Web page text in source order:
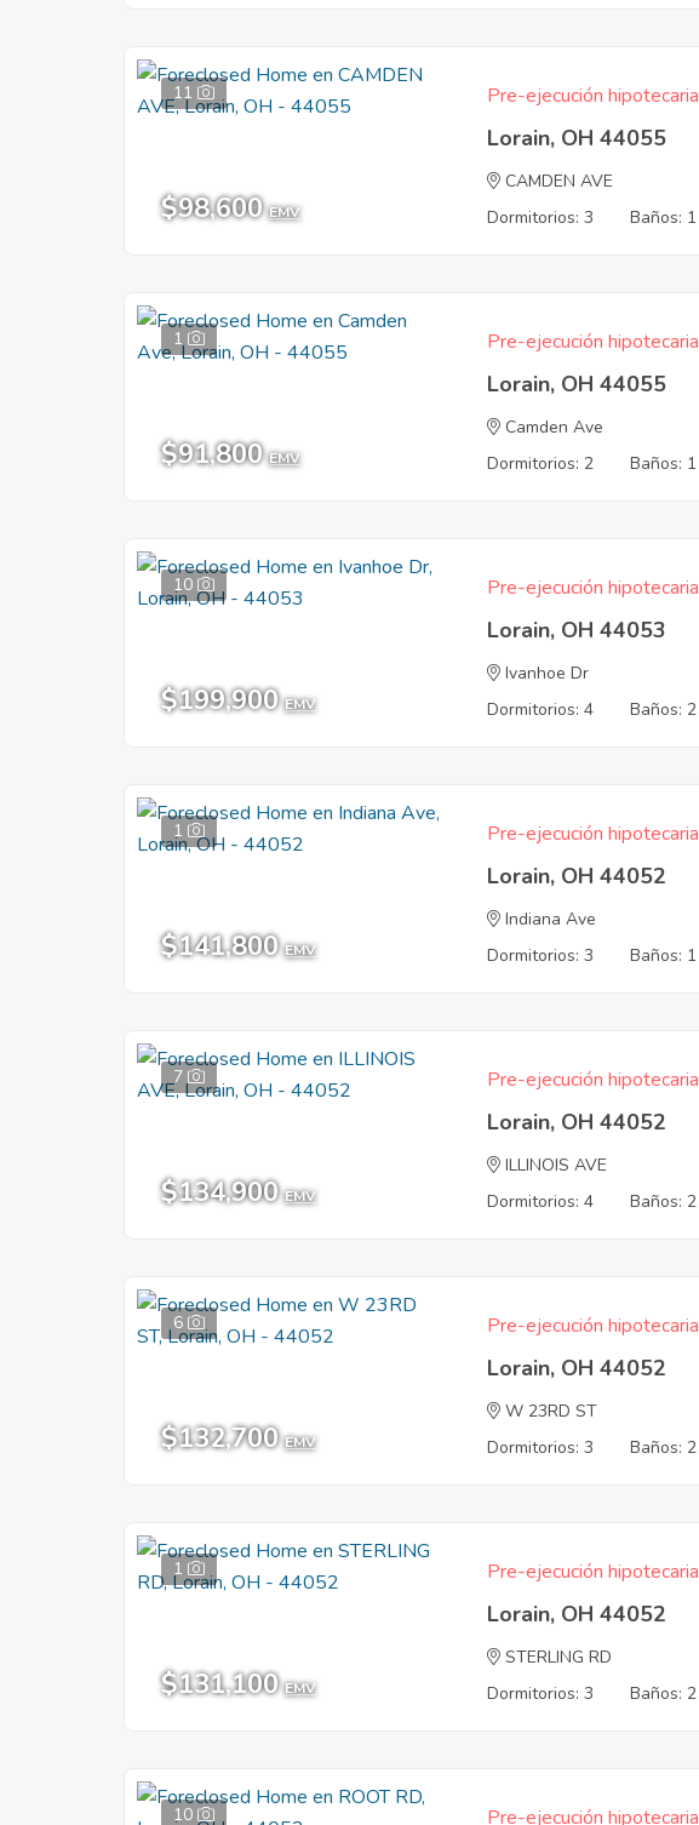
11
$98,600 EMV
Pre-ejecución hipotecaria
Lorain, OH 44055
CAMDEN AVE
Dormitorios: 3
Baños: 1
1
$91,800 EMV
Pre-ejecución hipotecaria
Lorain, OH 44055
Camden Ave
Dormitorios: 2
Baños: 1
10
$199,900 EMV
Pre-ejecución hipotecaria
Lorain, OH 44053
Ivanhoe Dr
Dormitorios: 4
Baños: 2
1
$141,800 EMV
Pre-ejecución hipotecaria
Lorain, OH 44052
Indiana Ave
Dormitorios: 3
Baños: 1
7
$134,900 EMV
Pre-ejecución hipotecaria
Lorain, OH 44052
ILLINOIS AVE
Dormitorios: 4
Baños: 2
6
$132,700 EMV
Pre-ejecución hipotecaria
Lorain, OH 44052
W 23RD ST
Dormitorios: 3
Baños: 2
1
$131,100 EMV
Pre-ejecución hipotecaria
Lorain, OH 44052
STERLING RD
Dormitorios: 3
Baños: 2
10 Pre-ejecución hipotecaria